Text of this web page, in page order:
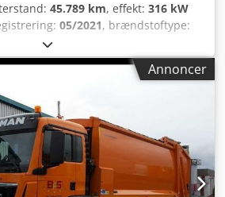
45.789 km, effekt: 316 kW
05/2021, brændstoftype:
26.000 kg, akslekonfiguration:
03/2027, geartype:
, Udstyr:ABS,
(ESP), klimaanlæg,
R4.0, digital. Højrestyret,
EDC-motorstyring, BreakMatic, MAN
luftaffjedring for øget komfort,
og passager, solskærm, LED-kørelys,
og løftefunktion, radio MAN
for Europa, 7"
Annoncer